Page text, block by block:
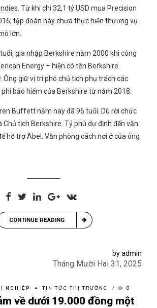
Từ khi chi 32,1 tỷ USD mua Precision
tập đoàn này chưa thực hiện thương vụ
lớn.
gia nhập Berkshire năm 2000 khi công
Energy – hiện có tên Berkshire
Ông giữ vị trí phó chủ tịch phụ trách các
bảo hiểm của Berkshire từ năm 2018.
Buffett năm nay đã 96 tuổi. Dù rời chức
Chủ tịch Berkshire. Tỷ phú dự định đến văn
hỗ trợ Abel. Văn phòng cách nơi ở của ông
CONTINUE READING
by admin
Tháng Mười Hai 31, 2025
NGHIỆP TIN TỨC THỊ TRƯỜNG 0
về dưới 19.000 đồng một